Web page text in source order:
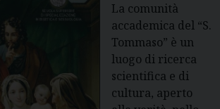
La comunità
accademica del “S.
Tommaso” è un
luogo di ricerca
scientifica e di
cultura, aperto